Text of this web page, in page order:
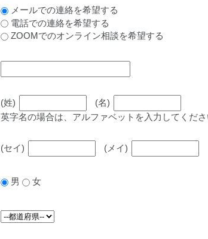
メールでの連絡を希望する
電話での連絡を希望する
ZOOMでのオンライン相談を希望する
(姓)
(名)
英字名の場合は、アルファベットを入力してくださ
(セイ) (メイ)
男 女